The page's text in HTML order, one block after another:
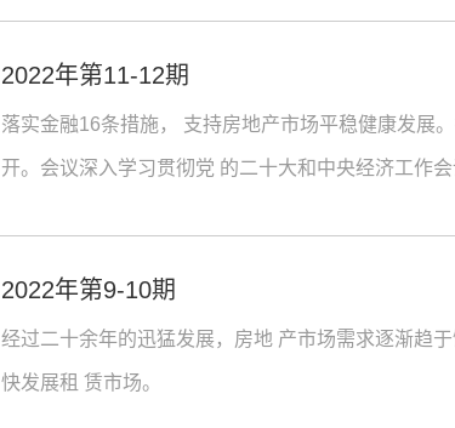
2022年第11-12期
落实金融16条措施， 支持房地产市场平稳健康发展
开。会议深入学习贯彻党 的二十大和中央经济工作
2022年第9-10期
经过二十余年的迅猛发展，房地 产市场需求逐渐趋
快发展租 赁市场。